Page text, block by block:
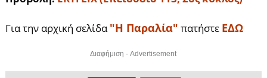
Για την αρχική σελίδα"Η Παραλία" πατήστε ΕΔΩ
Διαφήμιση - Advertisement